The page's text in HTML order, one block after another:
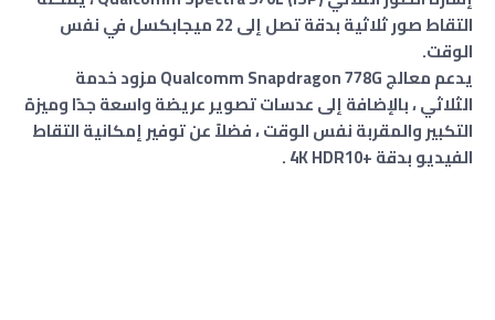
التقاط صور ثلاثية بدقة تصل إلى 22 ميجابكسل في نفس
الوقت.
يدعم معالج Qualcomm Snapdragon 778G مزود خدمة
الثلاثي ، بالإضافة إلى عدسات تصوير عريضة واسعة جدًا وميزة
التكبير والمقربة نفس الوقت ، فضلاً عن توفير إمكانية التقاط
الفيديو بدقة+
4K HDR10 .